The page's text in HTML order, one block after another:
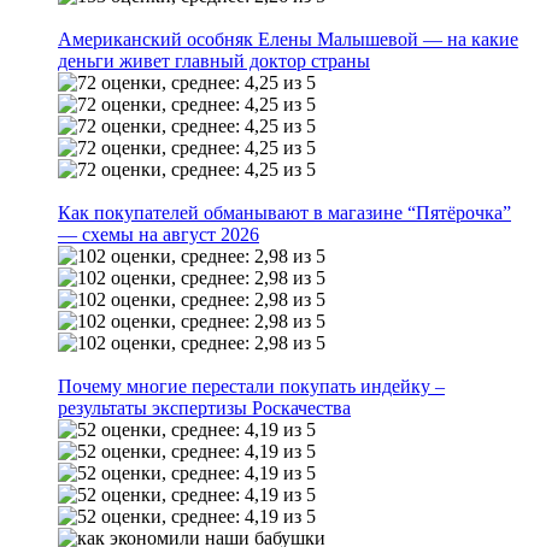
Американский особняк Елены Малышевой — на какие
деньги живет главный доктор страны
Как покупателей обманывают в магазине “Пятёрочка”
— схемы на август 2026
Почему многие перестали покупать индейку –
результаты экспертизы Роскачества